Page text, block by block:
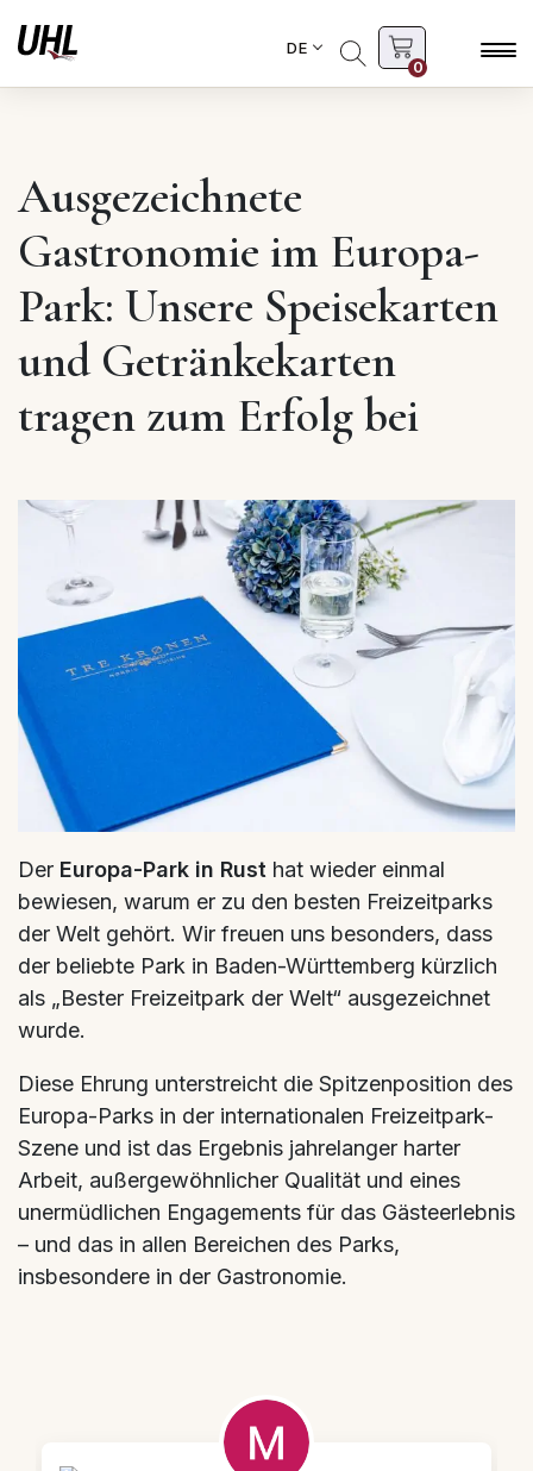
DE
0
Ausgezeichnete
Gastronomie im Europa-
Park: Unsere Speisekarten
und Getränkekarten
tragen zum Erfolg bei
Der Europa-Park in Rust hat wieder einmal
bewiesen, warum er zu den besten Freizeitparks
der Welt gehört. Wir freuen uns besonders, dass
der beliebte Park in Baden-Württemberg kürzlich
als „Bester Freizeitpark der Welt“ ausgezeichnet
wurde.
Diese Ehrung unterstreicht die Spitzenposition des
Europa-Parks in der internationalen Freizeitpark-
Szene und ist das Ergebnis jahrelanger harter
Arbeit, außergewöhnlicher Qualität und eines
unermüdlichen Engagements für das Gästeerlebnis
– und das in allen Bereichen des Parks,
insbesondere in der Gastronomie.